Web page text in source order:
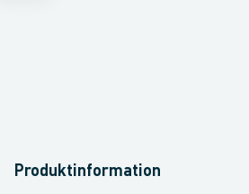
Produktinformation